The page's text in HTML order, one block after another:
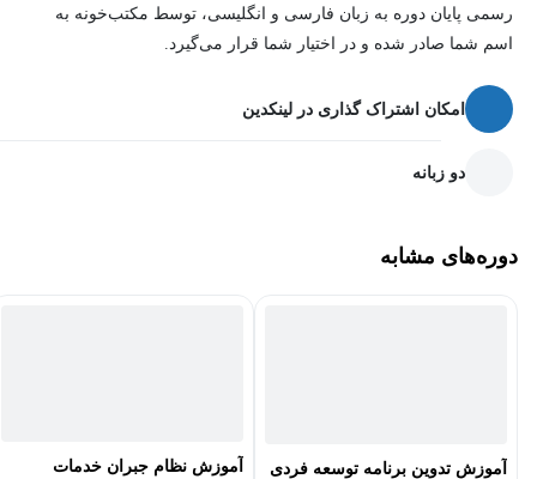
رسمی پایان دوره به زبان فارسی و انگلیسی، توسط مکتب‌خونه به
اسم شما صادر شده و در اختیار شما قرار می‌گیرد.
امکان اشتراک گذاری در لینکدین
دو زبانه
دوره‌های مشابه
آموزش تدوین برنامه توسعه فردی
آموزش نظام جبران خدمات